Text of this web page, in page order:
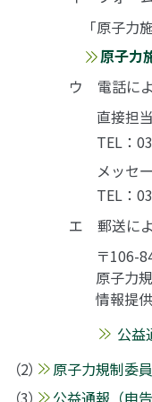
「原子
原子力
ウ 電話によ
直接担
TEL：
メッセ
TEL：
エ 郵送によ
〒106-
原子力
情報提
公益
原子力規制委
公益通報（申